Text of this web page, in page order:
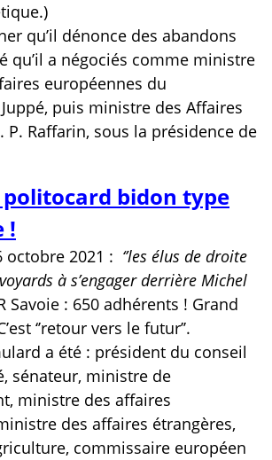
qu’il dénonce des abandons
qu’il a négociés comme ministre
européennes du
puis ministre des Affaires
P. Raffarin, sous la présidence de
bidon type
!
octobre 2021 : ‘’les élus de droite
à s’engager derrière Michel
Savoie : 650 adhérents ! Grand
‘’retour vers le futur’’.
a été : président du conseil
sénateur, ministre de
ministre des affaires
des affaires étrangères,
commissaire européen